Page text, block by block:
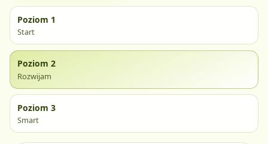
Poziom 1
Start
Poziom 2
Rozwijam
Poziom 3
Smart